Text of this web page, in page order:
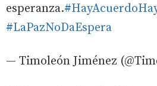
esperanza.
#LaPazNoDaEspera
— Timoleón Jiménez